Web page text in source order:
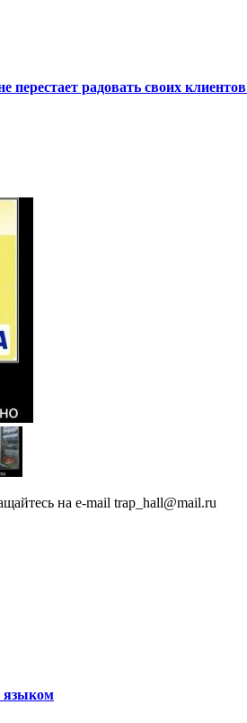
перестает радовать своих
на e-mail trap_hall@mail.ru
языком